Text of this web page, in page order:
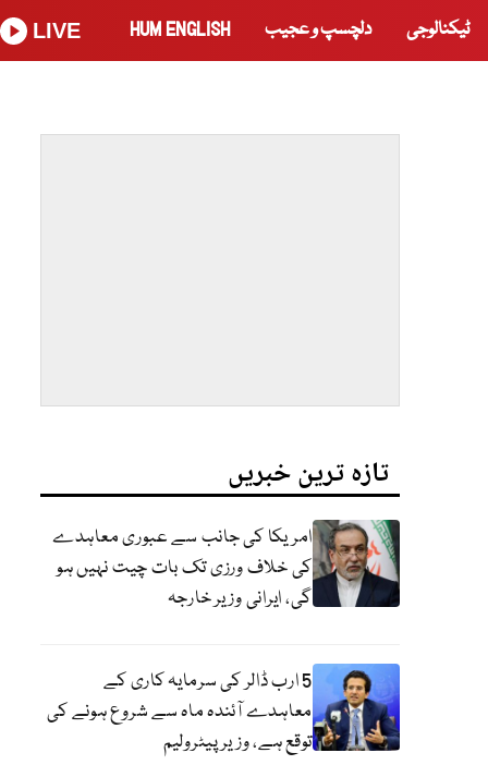
ٹیکنالوجی دلچسپ و عجیب HUM ENGLISH
LIVE
تازہ ترین خبریں
امریکا کی جانب سے عبوری معاہدے
کی خلاف ورزی تک بات چیت نہیں ہو
گی، ایرانی وزیر خارجہ
5 ارب ڈالر کی سرمایہ کاری کے
معاہدے آئندہ ماہ سے شروع ہونے کی
توقع ہے، وزیر پیٹرولیم